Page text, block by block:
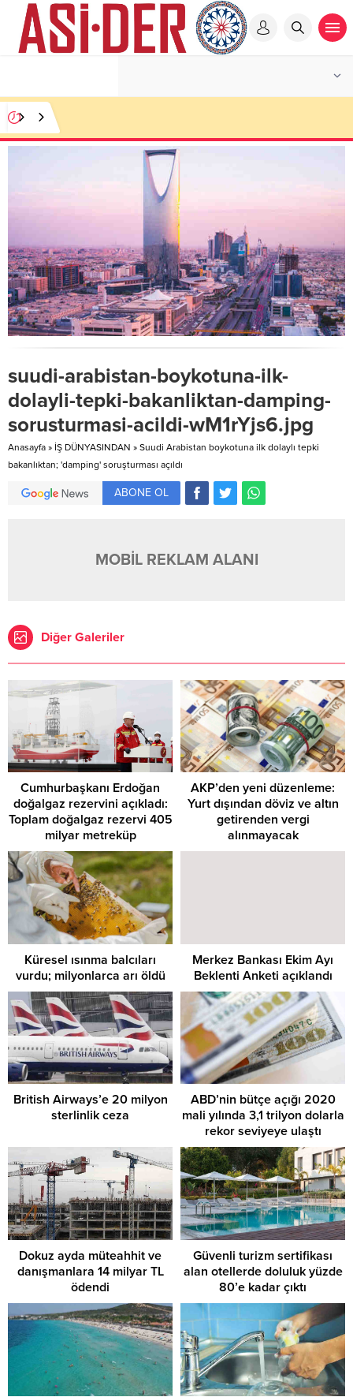
suudi-arabistan-boykotuna-ilk-
dolayli-tepki-bakanliktan-damping-
sorusturmasi-acildi-wM1rYjs6.jpg
Anasayfa » İŞ DÜNYASINDAN » Suudi Arabistan boykotuna ilk dolaylı tepki
bakanlıktan; 'damping' soruşturması açıldı
ABONE OL
MOBİL REKLAM ALANI
Diğer Galeriler
Cumhurbaşkanı Erdoğan
doğalgaz rezervini açıkladı:
Toplam doğalgaz rezervi 405
milyar metreküp
AKP’den yeni düzenleme:
Yurt dışından döviz ve altın
getirenden vergi
alınmayacak
Küresel ısınma balcıları
vurdu; milyonlarca arı öldü
Merkez Bankası Ekim Ayı
Beklenti Anketi açıklandı
British Airways’e 20 milyon
sterlinlik ceza
ABD’nin bütçe açığı 2020
mali yılında 3,1 trilyon dolarla
rekor seviyeye ulaştı
Dokuz ayda müteahhit ve
danışmanlara 14 milyar TL
ödendi
Güvenli turizm sertifikası
alan otellerde doluluk yüzde
80’e kadar çıktı